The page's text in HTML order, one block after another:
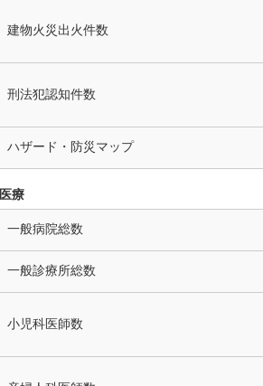
建物火災出火件数
刑法犯認知件数
ハザード・防災マップ
医療
一般病院総数
一般診療所総数
小児科医師数